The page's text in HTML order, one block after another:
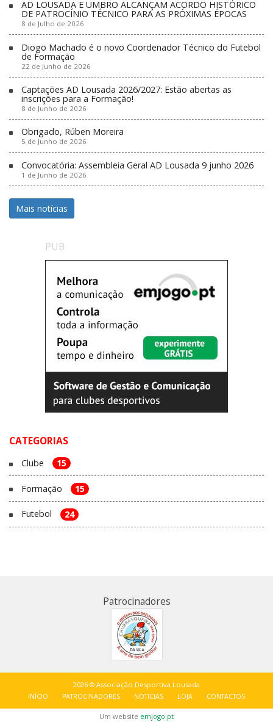
AD LOUSADA E UMBRO ALCANÇAM ACORDO HISTÓRICO
DE PATROCÍNIO TÉCNICO PARA AS PRÓXIMAS ÉPOCAS
8 de Julho de 2026
Diogo Machado é o novo Coordenador Técnico do Futebol
de Formação
22 de Junho de 2026
Captações AD Lousada 2026/2027: Estão abertas as
inscrições para a Formação!
8 de Junho de 2026
Obrigado, Rúben Moreira
5 de Junho de 2026
Convocatória: Assembleia Geral AD Lousada 9 junho 2026
1 de Junho de 2026
Mais notícias
PUB
CATEGORIAS
Clube 15
Formação 15
Futebol 24
Patrocinadores
2026 © Associação Desportiva Lousada
INÍCIO PATROCINADORES NOTICIAS LOJA CONTACTOS
Um website emjogo.pt